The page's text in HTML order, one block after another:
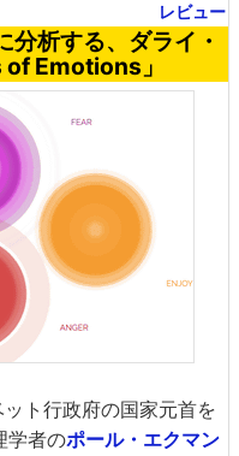
レビュー
分析する、ダライ・
Emotions」
ト行政府の国家元首を
学者のポール・エクマン